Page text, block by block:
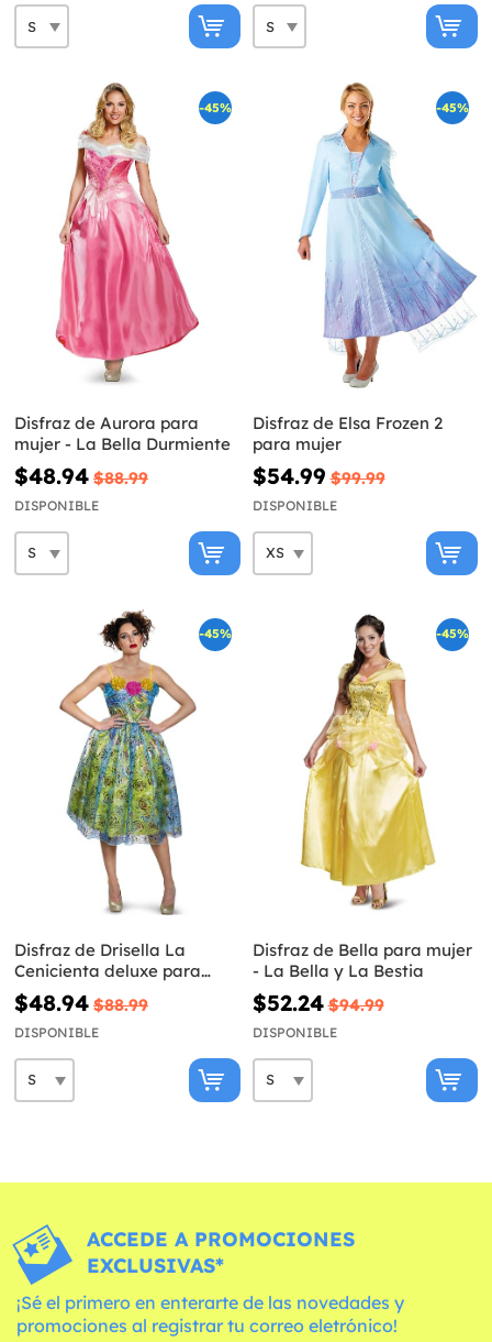
-45%
Disfraz de Aurora para
mujer - La Bella Durmiente
$48.94 $88.99
DISPONIBLE
-45%
Disfraz de Elsa Frozen 2
para mujer
$54.99 $99.99
DISPONIBLE
-45%
Disfraz de Drisella La
Cenicienta deluxe para
mujer
$48.94 $88.99
DISPONIBLE
-45%
Disfraz de Bella para mujer
- La Bella y La Bestia
$52.24 $94.99
DISPONIBLE
ACCEDE A PROMOCIONES
EXCLUSIVAS*
¡Sé el primero en enterarte de las novedades y
promociones al registrar tu correo eletrónico!